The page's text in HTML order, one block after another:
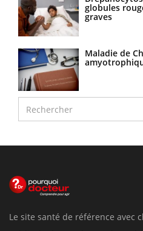
globules
graves
Maladie de
Le site santé de référence avec